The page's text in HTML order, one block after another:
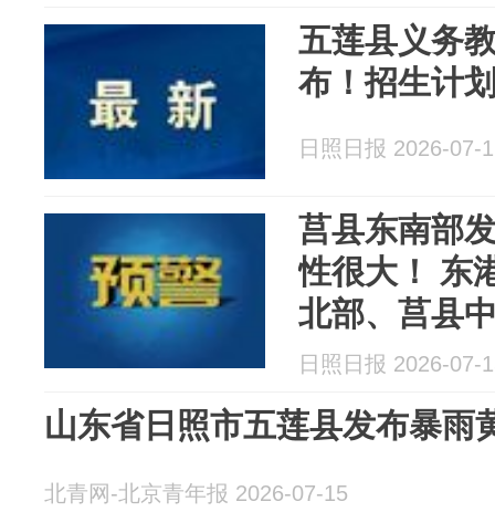
五莲县义务
布！招生计
日照日报 2026-07-
莒县东南部
性很大！ 东
北部、莒县
五莲县南部
日照日报 2026-07-
山东省日照市五莲县发布暴雨
北青网-北京青年报 2026-07-15